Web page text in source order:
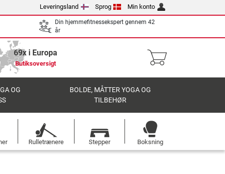
Leveringsland Sprog Min konto
Din hjemmefitnessekspert gennem 42
år
69x i Europa
Butiksoversigt
OG
BOLDE, MÅTTER YOGA OG
TILBEHØR
Rulletrænere Stepper Boksning